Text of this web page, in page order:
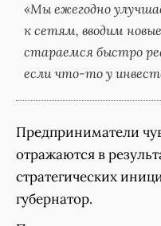
«Мы ежегодно
к сетям, вводим
стараемся быстро
если что-то у
Предприниматели
отражаются в
стратегических
губернатор.